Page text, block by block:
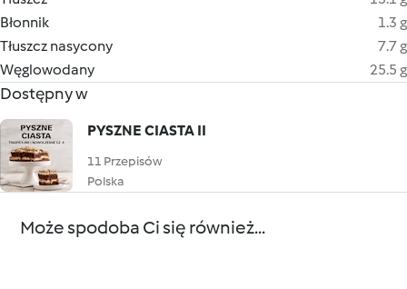
Błonnik
1.3 g
Tłuszcz nasycony
7.7 g
Węglowodany
25.5 g
Dostępny w
PYSZNE CIASTA II
11 Przepisów
Polska
Może spodoba Ci się również...